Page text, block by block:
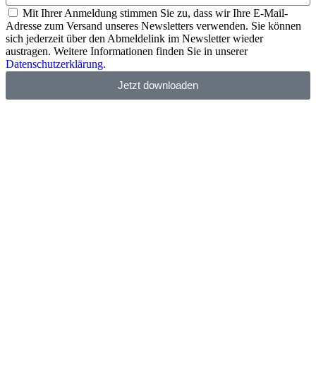
Mit Ihrer Anmeldung stimmen Sie zu, dass wir Ihre E-Mail-
Adresse zum Versand unseres Newsletters verwenden. Sie können
sich jederzeit über den Abmeldelink im Newsletter wieder
austragen. Weitere Informationen finden Sie in unserer
Datenschutzerklärung.
Jetzt downloaden